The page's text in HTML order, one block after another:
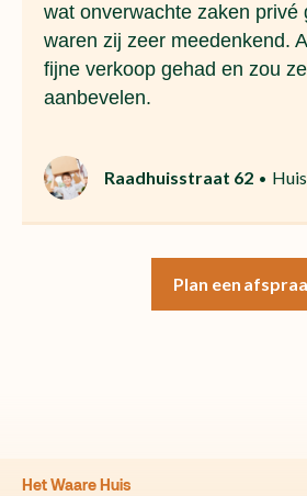
wat onverwachte zaken privé
waren zij zeer meedenkend.
fijne verkoop gehad en zou
aanbevelen.
Raadhuisstraat 62
Plan een
Het Waare Huis